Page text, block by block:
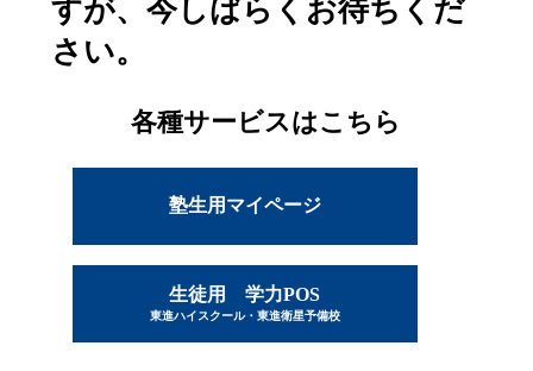
すが、今しばらくお待ちくだ
さい。
各種サービスはこちら
塾生用マイページ
生徒用 学力POS
東進ハイスクール・東進衛星予備校